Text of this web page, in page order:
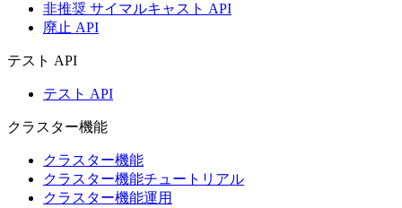
非推奨 サイマルキャスト API
廃止 API
テスト API
テスト API
クラスター機能
クラスター機能
クラスター機能チュートリアル
クラスター機能運用